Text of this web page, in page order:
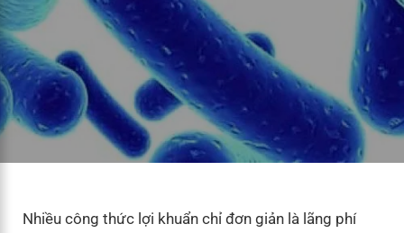
Nhiều công thức lợi khuẩn chỉ đơn giản là lãng phí